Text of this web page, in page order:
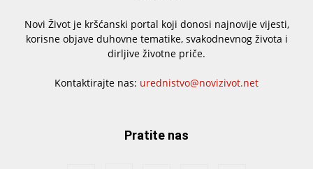
Novi Život je kršćanski portal koji donosi najnovije vijesti,
korisne objave duhovne tematike, svakodnevnog života i
dirljive životne priče.
Kontaktirajte nas: urednistvo@novizivot.net
Pratite nas